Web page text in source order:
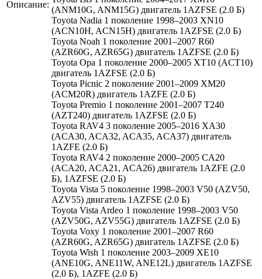
Описание:
(ANM10G, ANM15G) двигатель 1AZFSE (2.0 Б)
Toyota Nadia 1 поколение 1998–2003 XN10
(ACN10H, ACN15H) двигатель 1AZFSE (2.0 Б)
Toyota Noah 1 поколение 2001–2007 R60
(AZR60G, AZR65G) двигатель 1AZFSE (2.0 Б)
Toyota Opa 1 поколение 2000–2005 XT10 (ACT10)
двигатель 1AZFSE (2.0 Б)
Toyota Picnic 2 поколение 2001–2009 XM20
(ACM20R) двигатель 1AZFE (2.0 Б)
Toyota Premio 1 поколение 2001–2007 T240
(AZT240) двигатель 1AZFSE (2.0 Б)
Toyota RAV4 3 поколение 2005–2016 XA30
(ACA30, ACA32, ACA35, ACA37) двигатель
1AZFE (2.0 Б)
Toyota RAV4 2 поколение 2000–2005 CA20
(ACA20, ACA21, ACA26) двигатель 1AZFE (2.0
Б), 1AZFSE (2.0 Б)
Toyota Vista 5 поколение 1998–2003 V50 (AZV50,
AZV55) двигатель 1AZFSE (2.0 Б)
Toyota Vista Ardeo 1 поколение 1998–2003 V50
(AZV50G, AZV55G) двигатель 1AZFSE (2.0 Б)
Toyota Voxy 1 поколение 2001–2007 R60
(AZR60G, AZR65G) двигатель 1AZFSE (2.0 Б)
Toyota Wish 1 поколение 2003–2009 XE10
(ANE10G, ANE11W, ANE12L) двигатель 1AZFSE
(2.0 Б), 1AZFE (2.0 Б)